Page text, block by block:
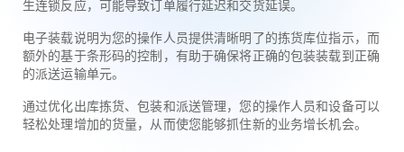
生连锁反应，可能导致订单履行延迟和交货延误。
电子装载说明为您的操作人员提供清晰明了的拣货库位指示，而
额外的基于条形码的控制，有助于确保将正确的包装装载到正确
的派送运输单元。
通过优化出库拣货、包装和派送管理，您的操作人员和设备可以
轻松处理增加的货量，从而使您能够抓住新的业务增长机会。